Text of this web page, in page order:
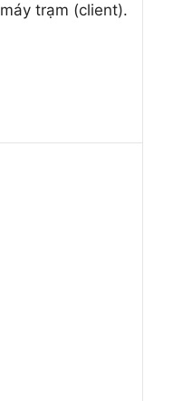
máy trạm (client).